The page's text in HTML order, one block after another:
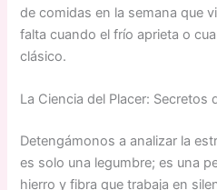
de comidas en la semana que
falta cuando el frío aprieta o
clásico.
La Ciencia del Placer: Secretos
Detengámonos a analizar la
es solo una legumbre; es una
hierro y fibra que trabaja en